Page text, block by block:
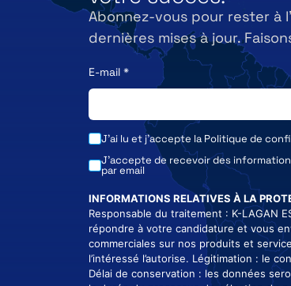
Abonnez-vous pour rester à
dernières mises à jour.
E-mail *
J'ai lu et j'accepte laPolitique de
J'accepte de recevoir des
par email
INFORMATIONS RELATIVES À LA
Responsable du traitement : K-LAGAN
répondre à votre candidature et vous
commerciales sur nos produits et
l’intéressé l’autorise. Légitimation : le
Délai de conservation : les données